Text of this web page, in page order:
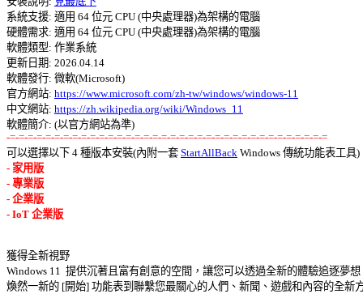
系統支援: 適用 64 位元 CPU (中央處理器)為架構的電腦
硬體需求: 適用 64 位元 CPU (中央處理器)為架構的電腦
軟體類型: 作業系統
更新日期: 2026.04.14
軟體發行: 微軟(Microsoft)
官方網站: https://www.microsoft.com/zh-tw/windows/windows-11
中文網站: https://zh.wikipedia.org/wiki/Windows_11
-=-=-=-=-=-=-=-=-=-=-=-=-=-=-=-=-=-=-=-=-=-=-=-=-=-=-=-=-=-=-=-=-=-=-=-=
可以選擇以下 4 種版本安裝(內附一套 StartAllBack Windows 傳統功能表工具)
- 家用版
- 專業版
- 企業版
獲得全新視野
Windows 11  提供沉著且富有創意的空間，讓您可以透過全新的體驗追逐夢
煥然一新的 [開始] 功能表到聯繫您最關心的人們、新聞、遊戲和內容的全新